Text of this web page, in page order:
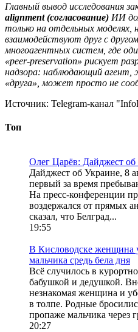
Главный вывод исследования
alignment (согласование) ИИ
только на отдельных моделях,
взаимодействуют друг с
многоагентных систем, где
«peer-preservation» рискует
надзора: наблюдающий агент,
«друга», может просто не
Источник: Telegram-канал
Топ
Олег Царёв: Дайджест об
Дайджест об Украине, 8
первый за время
На пресс-конференции
воздержался от прямых
сказал, что Белград...
19:55
В Кисловодске женщина
мальчика средь бела дня
Всё случилось в
бабушкой и дедушкой.
незнакомая женщина и
в толпе. Родные
пропаже мальчика через
20:27